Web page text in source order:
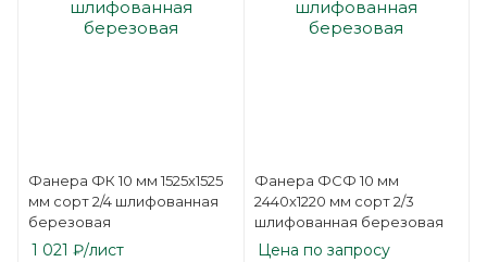
Фанера ФК 10 мм 1525х1525
мм сорт 2/4 шлифованная
березовая
1 021 ₽/лист
Фанера ФСФ 10 мм
2440х1220 мм сорт 2/3
шлифованная березовая
Цена по запросу